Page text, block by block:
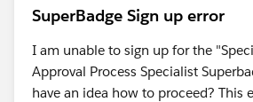
SuperBadge Sign up error
I am unable to sign up for the
Approval Process Specialist
have an idea how to proceed? This